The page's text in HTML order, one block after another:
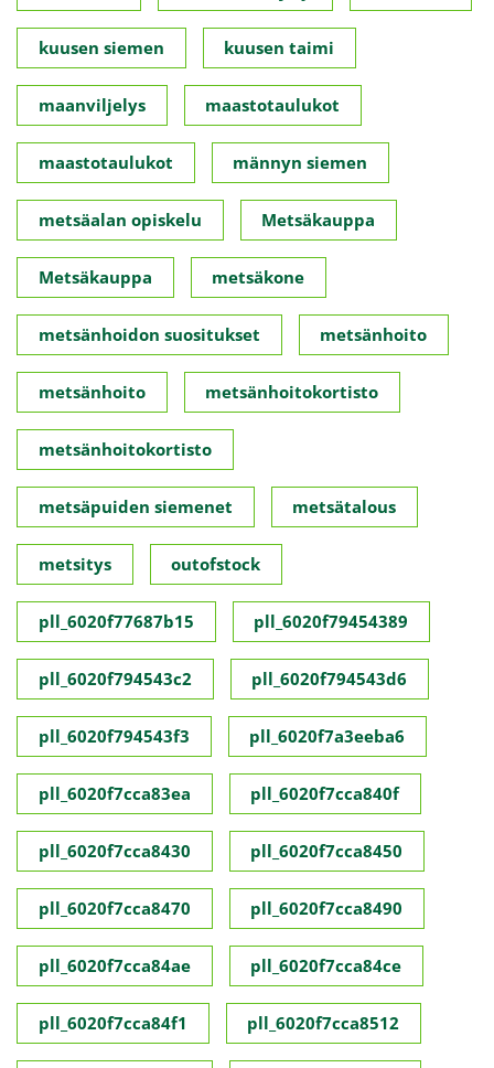
kuusen siemen kuusen taimi
maanviljelys maastotaulukot
maastotaulukot männyn siemen
metsäalan opiskelu Metsäkauppa
Metsäkauppa metsäkone
metsänhoidon suositukset metsänhoito
metsänhoito metsänhoitokortisto
metsänhoitokortisto
metsäpuiden siemenet metsätalous
metsitys outofstock
pll_6020f77687b15 pll_6020f79454389
pll_6020f794543c2 pll_6020f794543d6
pll_6020f794543f3 pll_6020f7a3eeba6
pll_6020f7cca83ea pll_6020f7cca840f
pll_6020f7cca8430 pll_6020f7cca8450
pll_6020f7cca8470 pll_6020f7cca8490
pll_6020f7cca84ae pll_6020f7cca84ce
pll_6020f7cca84f1 pll_6020f7cca8512